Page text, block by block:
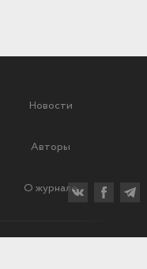
Новости
Авторы
О журнале